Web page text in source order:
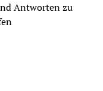
Antworten zu